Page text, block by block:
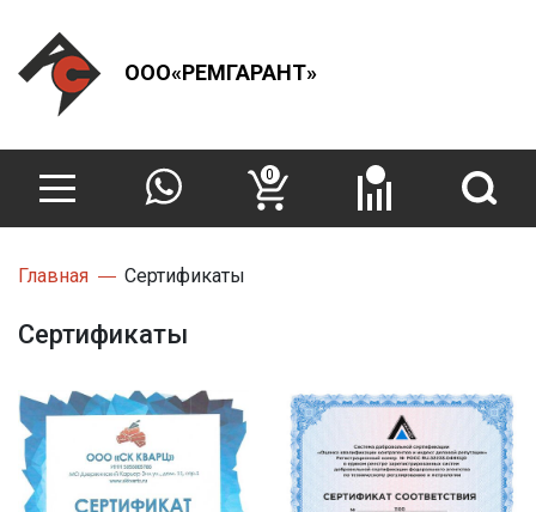
ООО«РЕМГАРАНТ»
0
Главная Сертификаты
Сертификаты